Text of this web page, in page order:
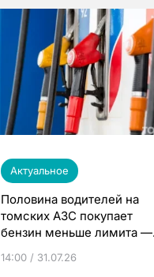
Актуальное
Половина водителей на
томских АЗС покупает
бензин меньше лимита —
14:00 / 31.07.26